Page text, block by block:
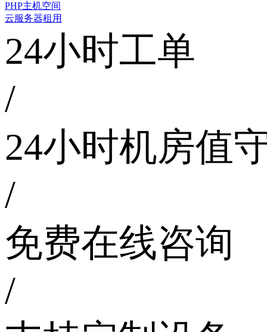
PHP主机空间
云服务器租用
24小时工单
/
24小时机房值
/
免费在线咨询
/